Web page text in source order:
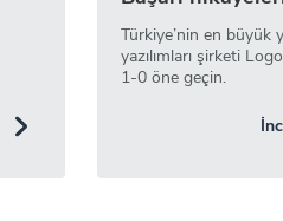
Türkiye’nin en büyük
yazılımları şirketi
1-0 öne geçin.